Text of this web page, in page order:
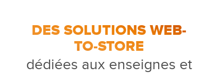
DES SOLUTIONS WEB-
TO-STORE
dédiées aux enseignes et